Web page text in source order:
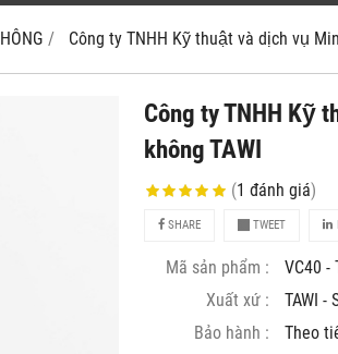
Công ty TNHH Kỹ thuật và dịch vụ
Công ty TNHH Kỹ
không TAWI
(1đánh giá)
SHARE TWEET
Mã sản phẩm :
VC40 -
Xuất xứ :
TAWI -
Bảo hành :
Theo